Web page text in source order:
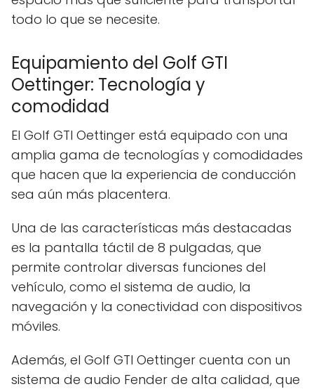
todo lo que se necesite.
Equipamiento del Golf GTI
Oettinger: Tecnología y
comodidad
El Golf GTI Oettinger está equipado con una
amplia gama de tecnologías y comodidades
que hacen que la experiencia de conducción
sea aún más placentera.
Una de las características más destacadas
es la pantalla táctil de 8 pulgadas, que
permite controlar diversas funciones del
vehículo, como el sistema de audio, la
navegación y la conectividad con dispositivos
móviles.
Además, el Golf GTI Oettinger cuenta con un
sistema de audio Fender de alta calidad, que